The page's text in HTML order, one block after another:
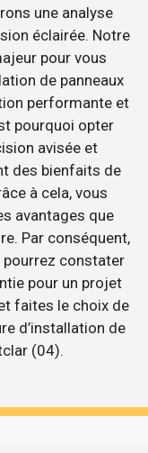
une analyse
éclairée. Notre
pour vous
de panneaux
performante et
pourquoi opter
avisée et
des bienfaits de
à cela, vous
avantages que
Par conséquent,
constater
pour un projet
faites le choix de
d’installation de
(04).